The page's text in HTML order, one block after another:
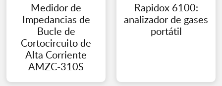
Medidor de
Impedancias de
Bucle de
Cortocircuito de
Alta Corriente
AMZC-310S
Rapidox 6100:
analizador de gases
portátil